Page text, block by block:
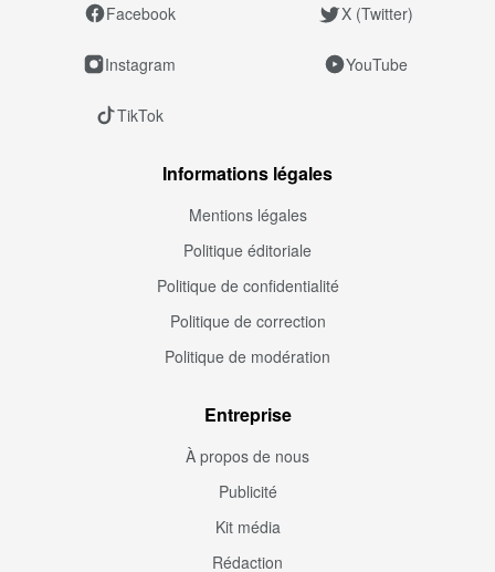
Facebook X (Twitter)
Instagram YouTube
TikTok
Informations légales
Mentions légales
Politique éditoriale
Politique de confidentialité
Politique de correction
Politique de modération
Entreprise
À propos de nous
Publicité
Kit média
Rédaction